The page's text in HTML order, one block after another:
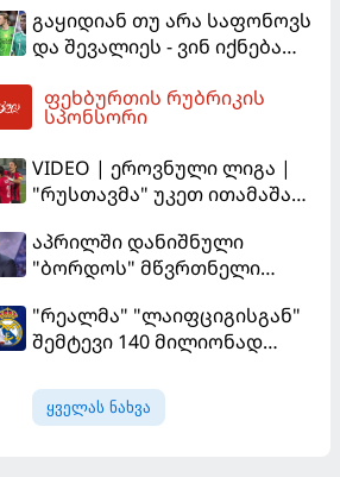
მოთმინება სჭირდება,
რომელსაც 100%-ით
"ლივერპულის" ყოფილმა
მეკარემ
გაყიდიან თუ არა საფონოვს
და შევალიეს - ვინ იქნება
ფეხბურთის რუბრიკის
სპონსორი
VIDEO | ეროვნული ლიგა |
"რუსთავმა" უკეთ ითამაშა
მოიგო, "ტორპედომ" გვიან
გაიღვიძა...
აპრილში დანიშნული
"ბორდოს" მწვრთნელი
"რეალმა" "ლაიფციგისგან"
შემტევი 140 მილიონად
ყველას ნახვა